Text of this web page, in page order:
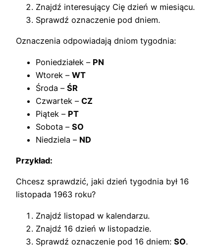
Znajdź interesujący Cię dzień w miesiącu.
Sprawdź oznaczenie pod dniem.
Oznaczenia odpowiadają dniom tygodnia:
Poniedziałek – PN
Wtorek – WT
Środa – ŚR
Czwartek – CZ
Piątek – PT
Sobota – SO
Niedziela – ND
Przykład:
Chcesz sprawdzić, jaki dzień tygodnia był 16
listopada 1963 roku?
Znajdź listopad w kalendarzu.
Znajdź 16 dzień w listopadzie.
Sprawdź oznaczenie pod 16 dniem: SO.